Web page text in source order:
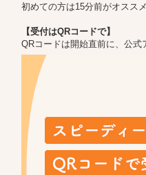
初めての方は15分前がオスス
【受付はQRコードで】
QRコードは開始直前に、公